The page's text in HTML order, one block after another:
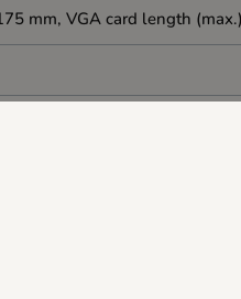
mm, VGA card length